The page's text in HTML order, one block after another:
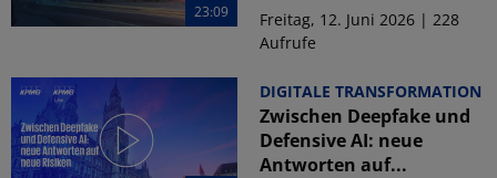
23:09
Freitag, 12. Juni 2026 | 228
Aufrufe
DIGITALE TRANSFORMATION
Zwischen Deepfake und
Defensive AI: neue
Antworten auf...